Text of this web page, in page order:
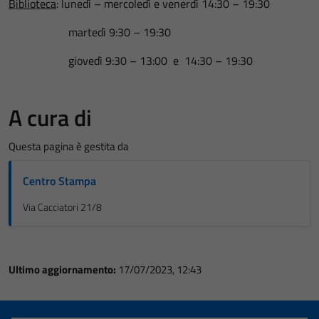
martedì 9:30 – 19:30
giovedì 9:30 – 13:00 e 14:30 – 19:30
A cura di
Questa pagina è gestita da
Centro Stampa
Via Cacciatori 21/8
Ultimo aggiornamento: 17/07/2023, 12:43